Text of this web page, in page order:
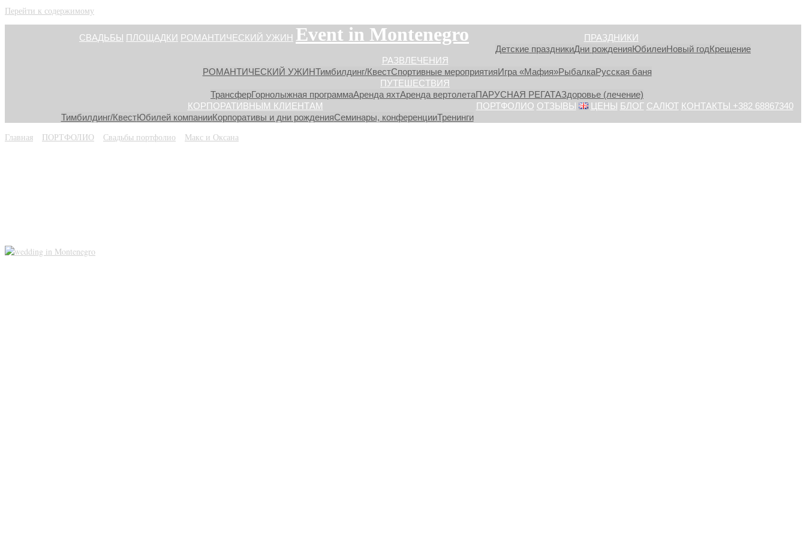
Перейти к содержимому
СВАДЬБЫ ПЛОЩАДКИ РОМАНТИЧЕСКИЙ УЖИН Event in Montenegro
ПРАЗДНИКИ
Детские праздникиДни рожденияЮбилеиНовый годКрещение
РАЗВЛЕЧЕНИЯ
РОМАНТИЧЕСКИЙ УЖИНТимбилдинг/КвестСпортивные мероприятияИгра «Мафия»РыбалкаРусская баня
ПУТЕШЕСТВИЯ
ТрансферГорнолыжная программаАренда яхтАренда вертолетаПАРУСНАЯ РЕГАТАЗдоровье (лечение)
КОРПОРАТИВНЫМ КЛИЕНТАМ
Тимбилдинг/КвестЮбилей компанииКорпоративы и дни рожденияСеминары, конференцииТренинги
ПОРТФОЛИО ОТЗЫВЫ ЦЕНЫ БЛОГ САЛЮТ КОНТАКТЫ +382 68867340
Главная ПОРТФОЛИО Свадьбы портфолио Макс и Оксана